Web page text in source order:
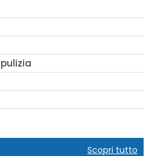
Scopri tutto